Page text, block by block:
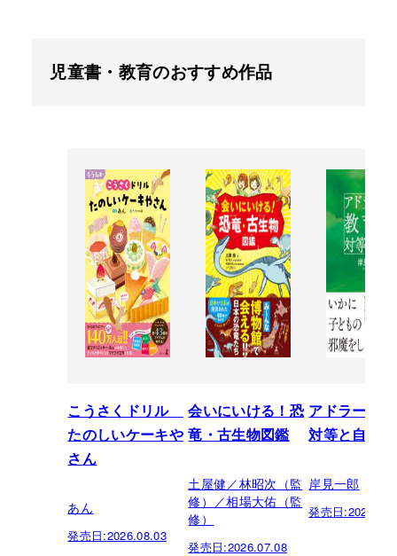
児童書・教育のおすすめ作品
こうさくドリル
たのしいケーキや
さん
あん
発売日:2026.08.03
会いにいける！恐
竜・古生物図鑑
土屋健／林昭次（監
修）／相場大佑（監
修）
発売日:2026.07.08
アドラーの
対等と自立
岸見一郎
発売日: